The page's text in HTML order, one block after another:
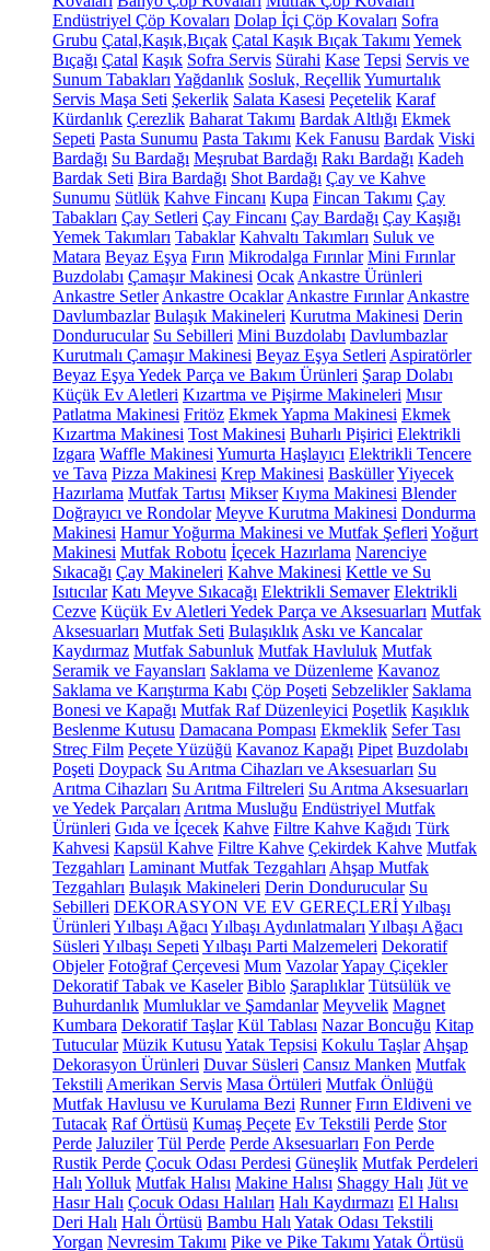
Endüstriyel Çöp Kovaları Dolap İçi Çöp Kovaları Sofra
Grubu Çatal,Kaşık,Bıçak Çatal Kaşık Bıçak Takımı Yemek
Bıçağı Çatal Kaşık Sofra Servis Sürahi Kase Tepsi Servis ve
Sunum Tabakları Yağdanlık Sosluk, ReçellikYumurtalık
Servis Maşa Seti Şekerlik Salata Kasesi Peçetelik Karaf
Kürdanlık Çerezlik Baharat Takımı Bardak Altlığı Ekmek
Sepeti Pasta Sunumu Pasta Takımı Kek Fanusu Bardak Viski
Bardağı Su Bardağı Meşrubat Bardağı Rakı Bardağı Kadeh
Bardak Seti Bira Bardağı Shot Bardağı Çay ve Kahve
Sunumu Sütlük Kahve Fincanı Kupa Fincan Takımı Çay
Tabakları Çay Setleri Çay Fincanı Çay Bardağı Çay Kaşığı
Yemek Takımları Tabaklar Kahvaltı Takımları Suluk ve
Matara Beyaz Eşya Fırın Mikrodalga Fırınlar Mini Fırınlar
Buzdolabı Çamaşır Makinesi Ocak Ankastre Ürünleri
Ankastre Setler Ankastre Ocaklar Ankastre Fırınlar Ankastre
Davlumbazlar Bulaşık Makineleri Kurutma Makinesi Derin
Dondurucular Su Sebilleri Mini Buzdolabı Davlumbazlar
Kurutmalı Çamaşır Makinesi Beyaz Eşya Setleri Aspiratörler
Beyaz Eşya Yedek Parça ve Bakım Ürünleri Şarap Dolabı
Küçük Ev Aletleri Kızartma ve Pişirme Makineleri Mısır
Patlatma Makinesi Fritöz Ekmek Yapma Makinesi Ekmek
Kızartma Makinesi Tost Makinesi Buharlı Pişirici Elektrikli
Izgara Waffle Makinesi Yumurta Haşlayıcı Elektrikli Tencere
ve Tava Pizza Makinesi Krep Makinesi BasküllerYiyecek
Hazırlama Mutfak Tartısı Mikser Kıyma Makinesi Blender
Doğrayıcı ve Rondolar Meyve Kurutma Makinesi Dondurma
Makinesi Hamur Yoğurma Makinesi ve Mutfak Şefleri Yoğurt
Makinesi Mutfak Robotu İçecek Hazırlama Narenciye
Sıkacağı Çay Makineleri Kahve Makinesi Kettle ve Su
Isıtıcılar Katı Meyve Sıkacağı Elektrikli Semaver Elektrikli
Cezve Küçük Ev Aletleri Yedek Parça ve Aksesuarları Mutfak
Aksesuarları Mutfak Seti Bulaşıklık Askı ve Kancalar
Kaydırmaz Mutfak Sabunluk Mutfak Havluluk Mutfak
Seramik ve Fayansları Saklama ve Düzenleme Kavanoz
Saklama ve Karıştırma Kabı Çöp Poşeti Sebzelikler Saklama
Bonesi ve Kapağı Mutfak Raf Düzenleyici Poşetlik Kaşıklık
Beslenme Kutusu Damacana Pompası Ekmeklik Sefer Tası
Streç Film Peçete Yüzüğü Kavanoz Kapağı Pipet Buzdolabı
Poşeti Doypack Su Arıtma Cihazları ve Aksesuarları Su
Arıtma Cihazları Su Arıtma Filtreleri Su Arıtma Aksesuarları
ve Yedek Parçaları Arıtma Musluğu Endüstriyel Mutfak
Ürünleri Gıda ve İçecek Kahve Filtre Kahve Kağıdı Türk
Kahvesi Kapsül Kahve Filtre Kahve Çekirdek Kahve Mutfak
Tezgahları Laminant Mutfak Tezgahları Ahşap Mutfak
Tezgahları Bulaşık Makineleri Derin Dondurucular Su
Sebilleri DEKORASYON VE EV GEREÇLERİYılbaşı
Ürünleri Yılbaşı Ağacı Yılbaşı Aydınlatmaları Yılbaşı Ağacı
Süsleri Yılbaşı Sepeti Yılbaşı Parti Malzemeleri Dekoratif
Objeler Fotoğraf Çerçevesi Mum VazolarYapay Çiçekler
Dekoratif Tabak ve Kaseler Biblo Şaraplıklar Tütsülük ve
Buhurdanlık Mumluklar ve Şamdanlar Meyvelik Magnet
Kumbara Dekoratif Taşlar Kül Tablası Nazar Boncuğu Kitap
Tutucular Müzik Kutusu Yatak Tepsisi Kokulu Taşlar Ahşap
Dekorasyon Ürünleri Duvar Süsleri Cansız Manken Mutfak
Tekstili Amerikan Servis Masa Örtüleri Mutfak Önlüğü
Mutfak Havlusu ve Kurulama Bezi Runner Fırın Eldiveni ve
Tutacak Raf Örtüsü Kumaş Peçete Ev Tekstili Perde Stor
Perde Jaluziler Tül Perde Perde Aksesuarları Fon Perde
Rustik Perde Çocuk Odası Perdesi Güneşlik Mutfak Perdeleri
Halı Yolluk Mutfak Halısı Makine Halısı Shaggy Halı Jüt ve
Hasır Halı Çocuk Odası Halıları Halı Kaydırmazı El Halısı
Deri Halı Halı Örtüsü Bambu Halı Yatak Odası Tekstili
Yorgan Nevresim Takımı Pike ve Pike Takımı Yatak Örtüsü